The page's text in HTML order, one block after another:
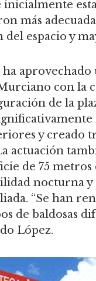
inicialmente
más
espacio y
aprovechado
con la
de la
y creado
actuación
de 75 metros
nocturna y
“Se han
de baldosas
López.